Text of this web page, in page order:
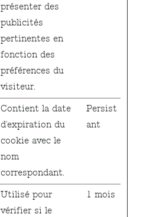
présenter des
publicités
pertinentes en
fonction des
préférences du
visiteur.
Contient la date
d'expiration du
cookie avec le
nom
correspondant.
Persist
ant
Utilisé pour
vérifier si le
1 mois